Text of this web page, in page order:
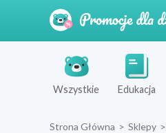
Wszystkie Edukacja
Strona Główna > Sklepy >